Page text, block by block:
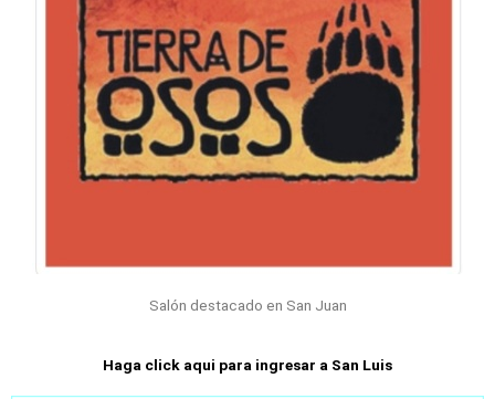
Salón destacado en San Juan
Haga click aqui para ingresar a San Luis